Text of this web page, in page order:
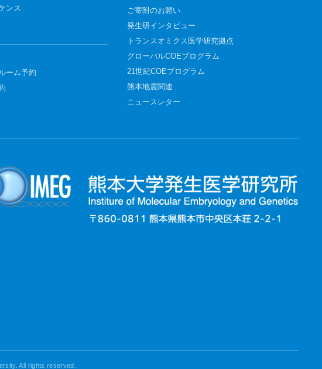
ンス
ーム予約
ご寄附のお願い
発生研インタビュー
トランスオミクス医学研究拠点
グローバルCOEプログラム
21世紀COEプログラム
熊本地震関連
ニュースレター
All rights reserved.